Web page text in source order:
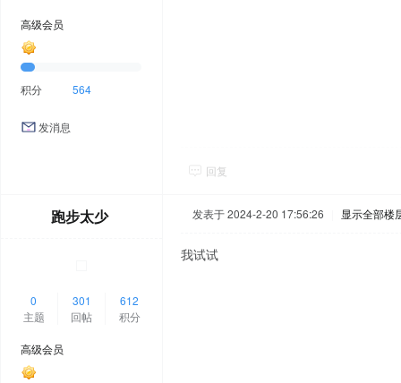
高级会员
积分 564
发消息
回复
跑步太少
0
主题
301
回帖
612
积分
高级会员
发表于 2024-2-20 17:56:26 显示全部楼
我试试